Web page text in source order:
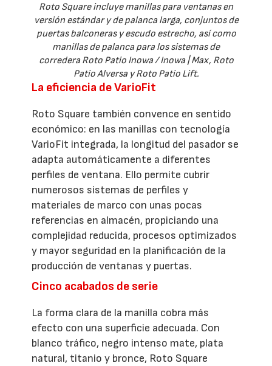
Roto Square incluye manillas para ventanas en
versión estándar y de palanca larga, conjuntos de
puertas balconeras y escudo estrecho, así como
manillas de palanca para los sistemas de
corredera Roto Patio Inowa / Inowa | Max, Roto
Patio Alversa y Roto Patio Lift.
La eficiencia de VarioFit
Roto Square también convence en sentido
económico: en las manillas con tecnología
VarioFit integrada, la longitud del pasador se
adapta automáticamente a diferentes
perfiles de ventana. Ello permite cubrir
numerosos sistemas de perfiles y
materiales de marco con unas pocas
referencias en almacén, propiciando una
complejidad reducida, procesos optimizados
y mayor seguridad en la planificación de la
producción de ventanas y puertas.
Cinco acabados de serie
La forma clara de la manilla cobra más
efecto con una superficie adecuada. Con
blanco tráfico, negro intenso mate, plata
natural, titanio y bronce, Roto Square